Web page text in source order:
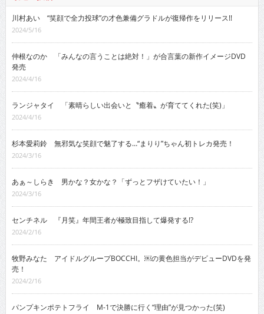
川村あい “笑顔で全力投球”の才色兼備グラドルが復帰作をリリース!!
2024/5/16
仲根なのか 「みんなの言うことは絶対！」が合言葉の新作イメージDVD
発売
2024/4/16
ランジャタイ 「素晴らしい出会いと〝癒着〟が育ててくれた(笑)」
2024/4/16
杉本愛莉鈴 無邪気な笑顔で魅了する…“まりり”ちゃん初トレカ発売！
2024/3/16
あぁ～しらき 男かな？女かな？「ずっとフザけていたい！」
2024/3/16
センチネル 『月笑』年間王者が極致目指して爆発する!?
2024/2/16
牧野みなた アイドルグループBOCCHI。￼の黄色担当がデビューDVDを発
売！
2024/2/16
パンプキンポテトフライ M-1で決勝に行く“理由”が見つかった(笑)